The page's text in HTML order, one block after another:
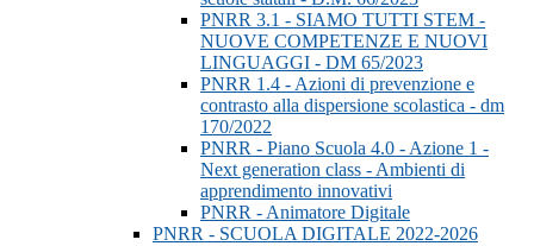
PNRR 3.1 - SIAMO TUTTI STEM -
NUOVE COMPETENZE E NUOVI
LINGUAGGI - DM 65/2023
PNRR 1.4 - Azioni di prevenzione e
contrasto alla dispersione scolastica - dm
170/2022
PNRR - Piano Scuola 4.0 - Azione 1 -
Next generation class - Ambienti di
apprendimento innovativi
PNRR - Animatore Digitale
PNRR - SCUOLA DIGITALE 2022-2026